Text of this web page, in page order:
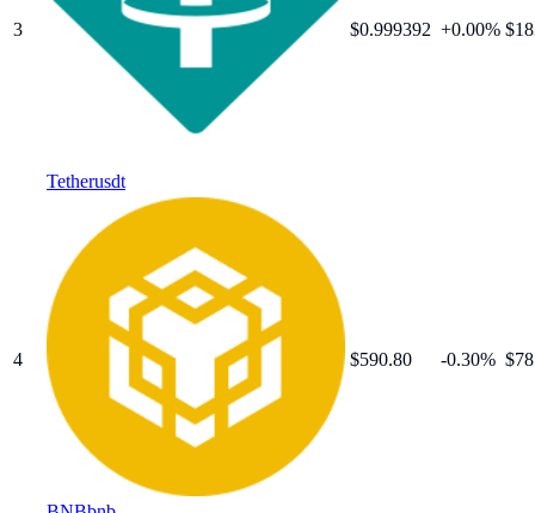
3
Tetherusdt
$0.999392 +0.00%
4 $590.80 -0.30%